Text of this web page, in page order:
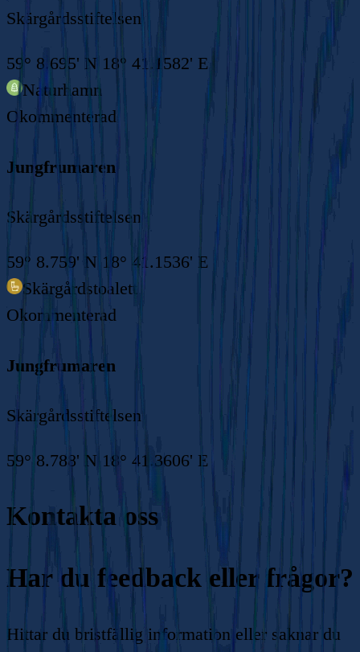
Skärgårdsstiftelsen
59° 8.695' N 18° 41.1582' E
Naturhamn
Okommenterad
Jungfrumaren
Skärgårdsstiftelsen
59° 8.759' N 18° 41.1536' E
Skärgårdstoalett
Okommenterad
Jungfrumaren
Skärgårdsstiftelsen
59° 8.788' N 18° 41.3606' E
Kontakta oss
Har du feedback eller frågor?
Hittar du bristfällig information eller saknar du